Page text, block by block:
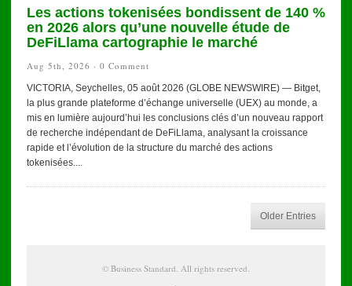
Les actions tokenisées bondissent de 140 %
en 2026 alors qu’une nouvelle étude de
DeFiLlama cartographie le marché
Aug 5th, 2026 · 0 Comment
VICTORIA, Seychelles, 05 août 2026 (GLOBE NEWSWIRE) — Bitget,
la plus grande plateforme d’échange universelle (UEX) au monde, a
mis en lumière aujourd’hui les conclusions clés d’un nouveau rapport
de recherche indépendant de DeFiLlama, analysant la croissance
rapide et l’évolution de la structure du marché des actions
tokenisées....
Older Entries
© Business Standard. All rights reserved.
.